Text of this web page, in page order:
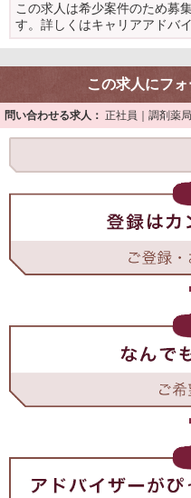
この求人は希少案件のため募
す。詳しくはキャリアアドバ
この求人にフ
問い合わせる求人： 正社員｜調剤薬局